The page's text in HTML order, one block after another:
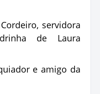
servidora
de Laura
e amigo da